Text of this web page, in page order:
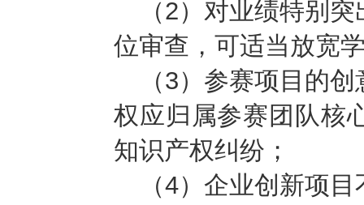
（2）对业绩特别
位审查，可适当放宽
（3）参赛项目的
权应归属参赛团队核
知识产权纠纷；
（4）企业创新项